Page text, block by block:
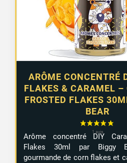
ARÔME CONCENTRÉ
FLAKES & CARAMEL –
FROSTED FLAKES
BEAR
Arôme concentré DIY
Flakes 30ml par Biggy
gourmande de corn flakes et